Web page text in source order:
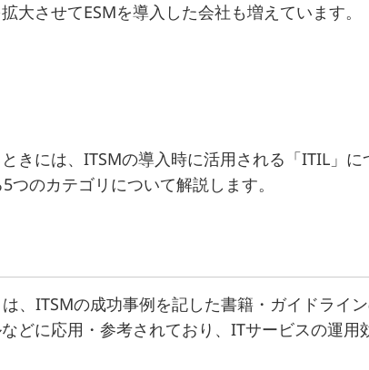
させてESMを導入した会社も増えています。
きには、ITSMの導入時に活用される「ITIL」に
のカテゴリについて解説します。
ITSMの成功事例を記した書籍・ガイドライ
どに応用・参考されており、ITサービスの運用